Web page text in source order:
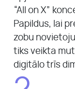
“All on X”
Papildus, lai
zobu
tiks veikta
digitālo trīs